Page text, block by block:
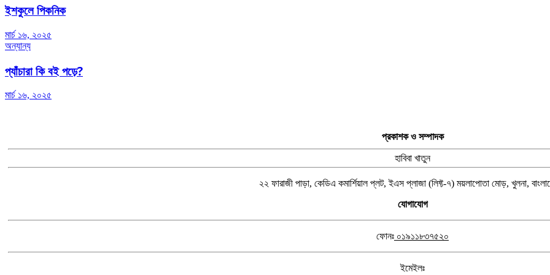
ইশকুলে পিকনিক
মার্চ ১৬, ২০২৫
অন্যান্য
প্যাঁচারা কি বই পড়ে?
মার্চ ১৬, ২০২৫
প্রকাশক ও সম্পাদক
হাবিবা খাতুন
২২ ফারাজী পাড়া, কেডিএ কমার্শিয়াল প্লট, ইএস প্লাজা (লিফ্ট-৭) ময়লাপোতা মোড়, খুলনা,
যোগাযোগ
ফোনঃ ০১৯১১৮৩৭৫২০
ইমেইলঃ